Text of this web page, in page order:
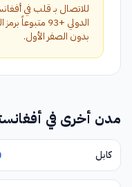
للاتصال بـ قلب في
بدون الصفر الأول.
مدن أخرى في
كابل